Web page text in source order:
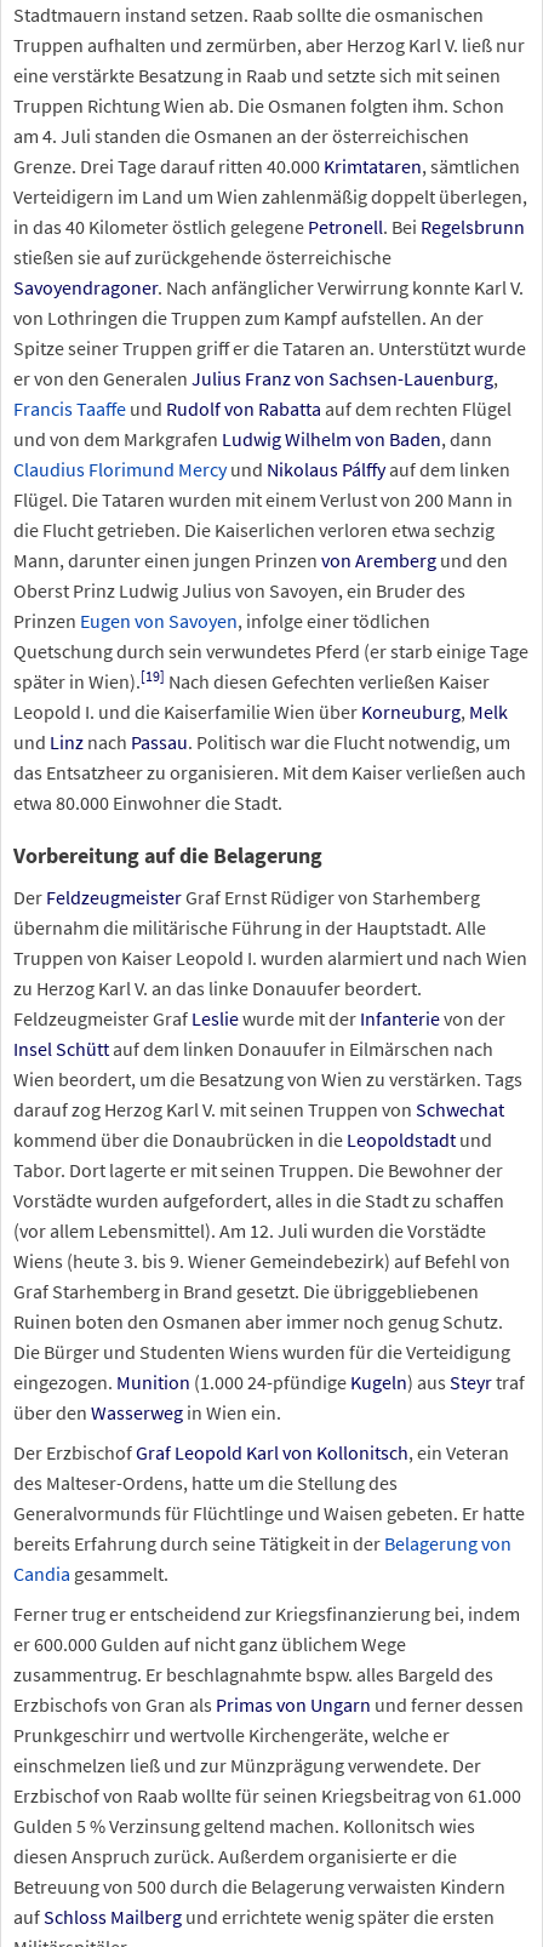
Stadtmauern instand setzen. Raab sollte die osmanischen
Truppen aufhalten und zermürben, aber Herzog Karl V. ließ nur
eine verstärkte Besatzung in Raab und setzte sich mit seinen
Truppen Richtung Wien ab. Die Osmanen folgten ihm. Schon
am 4. Juli standen die Osmanen an der österreichischen
Grenze. Drei Tage darauf ritten 40.000 Krimtataren, sämtlichen
Verteidigern im Land um Wien zahlenmäßig doppelt überlegen,
in das 40 Kilometer östlich gelegene Petronell. Bei Regelsbrunn
stießen sie auf zurückgehende österreichische
Savoyendragoner. Nach anfänglicher Verwirrung konnte Karl V.
von Lothringen die Truppen zum Kampf aufstellen. An der
Spitze seiner Truppen griff er die Tataren an. Unterstützt wurde
er von den Generalen Julius Franz von Sachsen-Lauenburg,
Francis Taaffe und Rudolf von Rabatta auf dem rechten Flügel
und von dem Markgrafen Ludwig Wilhelm von Baden, dann
Claudius Florimund Mercyund Nikolaus Pálffyauf dem linken
Flügel. Die Tataren wurden mit einem Verlust von 200 Mann in
die Flucht getrieben. Die Kaiserlichen verloren etwa sechzig
Mann, darunter einen jungen Prinzen von Aremberg und den
Oberst Prinz Ludwig Julius von Savoyen, ein Bruder des
Prinzen Eugen von Savoyen, infolge einer tödlichen
Quetschung durch sein verwundetes Pferd (er starb einige Tage
später in Wien).[19] Nach diesen Gefechten verließen Kaiser
Leopold I. und die Kaiserfamilie Wien über Korneuburg, Melk
und Linz nach Passau. Politisch war die Flucht notwendig, um
das Entsatzheer zu organisieren. Mit dem Kaiser verließen auch
etwa 80.000 Einwohner die Stadt.
Vorbereitung auf die Belagerung
Der FeldzeugmeisterGraf Ernst Rüdiger von Starhemberg
übernahm die militärische Führung in der Hauptstadt. Alle
Truppen von Kaiser Leopold I. wurden alarmiert und nach Wien
zu Herzog Karl V. an das linke Donauufer beordert.
Feldzeugmeister Graf Lesliewurde mit der Infanterievon der
Insel Schütt auf dem linken Donauufer in Eilmärschen nach
Wien beordert, um die Besatzung von Wien zu verstärken. Tags
darauf zog Herzog Karl V. mit seinen Truppen von Schwechat
kommend über die Donaubrücken in die Leopoldstadt und
Tabor. Dort lagerte er mit seinen Truppen. Die Bewohner der
Vorstädte wurden aufgefordert, alles in die Stadt zu schaffen
(vor allem Lebensmittel). Am 12. Juli wurden die Vorstädte
Wiens (heute 3. bis 9. Wiener Gemeindebezirk) auf Befehl von
Graf Starhemberg in Brand gesetzt. Die übriggebliebenen
Ruinen boten den Osmanen aber immer noch genug Schutz.
Die Bürger und Studenten Wiens wurden für die Verteidigung
eingezogen. Munition (1.000 24-pfündige Kugeln) aus Steyrtraf
über den Wasserweg in Wien ein.
Der ErzbischofGraf Leopold Karl von Kollonitsch, ein Veteran
des Malteser-Ordens, hatte um die Stellung des
Generalvormunds für Flüchtlinge und Waisen gebeten. Er hatte
bereits Erfahrung durch seine Tätigkeit in der Belagerung von
Candia gesammelt.
Ferner trug er entscheidend zur Kriegsfinanzierung bei, indem
er 600.000 Gulden auf nicht ganz üblichem Wege
zusammentrug. Er beschlagnahmte bspw. alles Bargeld des
Erzbischofs von Gran als Primas von Ungarn und ferner dessen
Prunkgeschirr und wertvolle Kirchengeräte, welche er
einschmelzen ließ und zur Münzprägung verwendete. Der
Erzbischof von Raab wollte für seinen Kriegsbeitrag von 61.000
Gulden 5 % Verzinsung geltend machen. Kollonitsch wies
diesen Anspruch zurück. Außerdem organisierte er die
Betreuung von 500 durch die Belagerung verwaisten Kindern
aufSchloss Mailberg und errichtete wenig später die ersten